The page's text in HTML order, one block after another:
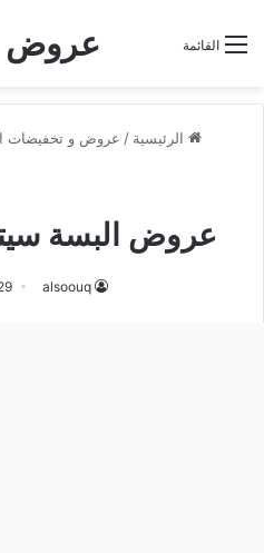
عروض القائمة
الرئيسية / عروض و تخفيضات
عروض البسة
alsoouq
29